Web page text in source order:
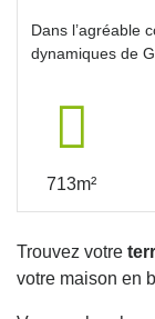
Dans l’agréable
dynamiques de
713m²
Trouvez votre
votre maison en